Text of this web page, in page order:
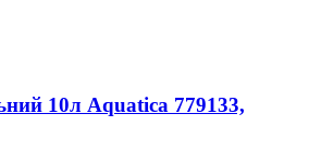
10л Aquatica 779133,